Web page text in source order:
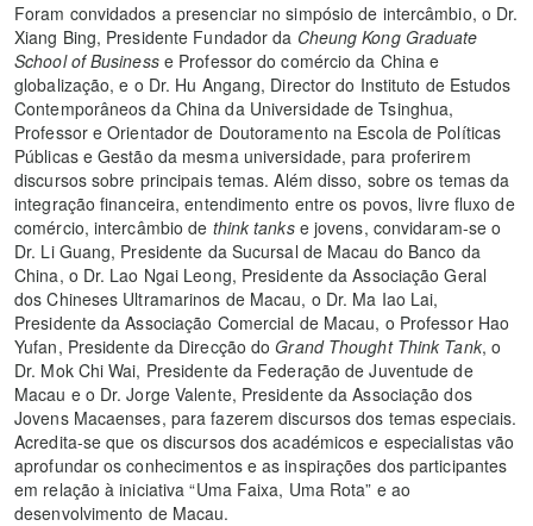
Foram convidados a presenciar no simpósio de intercâmbio, o Dr.
Xiang Bing, Presidente Fundador da Cheung Kong Graduate
School of Businesse Professor do comércio da China e
globalização, e o Dr. Hu Angang, Director do Instituto de Estudos
Contemporâneos da China da Universidade de Tsinghua,
Professor e Orientador de Doutoramento na Escola de Políticas
Públicas e Gestão da mesma universidade, para proferirem
discursos sobre principais temas. Além disso, sobre os temas da
integração financeira, entendimento entre os povos, livre fluxo de
comércio, intercâmbio de think tankse jovens, convidaram-se o
Dr. Li Guang, Presidente da Sucursal de Macau do Banco da
China, o Dr. Lao Ngai Leong, Presidente da Associação Geral
dos Chineses Ultramarinos de Macau, o Dr. Ma Iao Lai,
Presidente da Associação Comercial de Macau, o Professor Hao
Yufan, Presidente da Direcção doGrand Thought Think Tank, o
Dr. Mok Chi Wai, Presidente da Federação de Juventude de
Macau e o Dr. Jorge Valente, Presidente da Associação dos
Jovens Macaenses, para fazerem discursos dos temas especiais.
Acredita-se que os discursos dos académicos e especialistas vão
aprofundar os conhecimentos e as inspirações dos participantes
em relação à iniciativa “Uma Faixa, Uma Rota” e ao
desenvolvimento de Macau.